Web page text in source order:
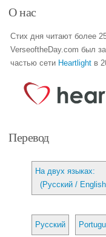
О нас
Стих дня читают более
VerseoftheDay.com был
частью сети Heartlight в
Перевод
На двух языках:
(Русский /
Русский